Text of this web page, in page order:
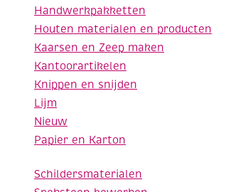
Handwerkpakketten
Houten materialen en producten
Kaarsen en Zeep maken
Kantoorartikelen
Knippen en snijden
Lijm
Nieuw
Papier en Karton
Schildersmaterialen